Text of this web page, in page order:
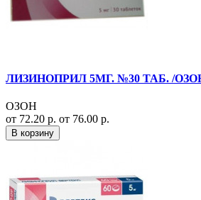
ЛИЗИНОПРИЛ 5МГ. №30 ТАБ. /
ОЗОН
от 72.20 р. от 76.00 р.
В корзину